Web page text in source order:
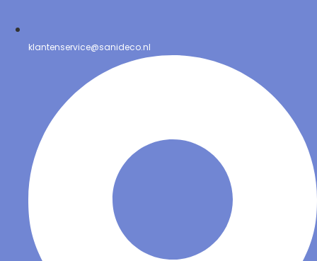
klantenservice@sanideco.nl